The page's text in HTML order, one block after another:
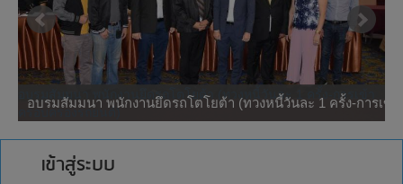
& Ibs Training Center
อบรมสัมมนา พนักงานยึดรถโตโยต้า (ทวงหนี้วันละ 1 ครั้ง-การเข้า
ครอบครองรถยนต์)
อบรมสัมมนา พนักงานยึดรถโตโยต้า (ทวงหนี้วันละ 1 ครั้ง-การเข้
เข้าสู่ระบบ